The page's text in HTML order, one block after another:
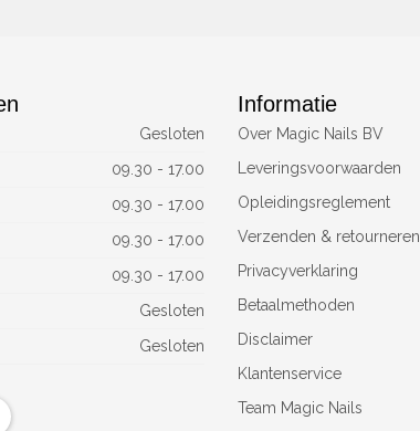
Gesloten
09.30 - 17.00
09.30 - 17.00
09.30 - 17.00
09.30 - 17.00
Gesloten
Gesloten
Informatie
Over Magic Nails BV
Leveringsvoorwaarden
Opleidingsreglement
Verzenden & retourneren
Privacyverklaring
Betaalmethoden
Disclaimer
Klantenservice
Team Magic Nails